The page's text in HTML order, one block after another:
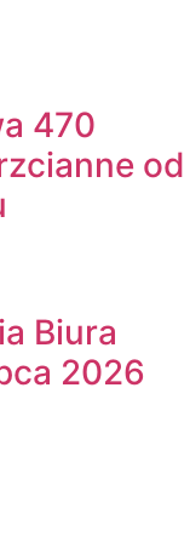
470
od
Biura
2026